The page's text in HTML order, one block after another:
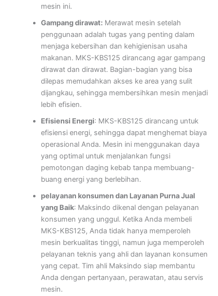
mesin ini.
Gampang dirawat:Merawat mesin setelah
penggunaan adalah tugas yang penting dalam
menjaga kebersihan dan kehigienisan usaha
makanan. MKS-KBS125 dirancang agar gampang
dirawat dan dirawat. Bagian-bagian yang bisa
dilepas memudahkan akses ke area yang sulit
dijangkau, sehingga membersihkan mesin menjadi
lebih efisien.
Efisiensi Energi: MKS-KBS125 dirancang untuk
efisiensi energi, sehingga dapat menghemat biaya
operasional Anda. Mesin ini menggunakan daya
yang optimal untuk menjalankan fungsi
pemotongan daging kebab tanpa membuang-
buang energi yang berlebihan.
pelayanan konsumen dan Layanan Purna Jual
yang Baik: Maksindo dikenal dengan pelayanan
konsumen yang unggul. Ketika Anda membeli
MKS-KBS125, Anda tidak hanya memperoleh
mesin berkualitas tinggi, namun juga memperoleh
pelayanan teknis yang ahli dan layanan konsumen
yang cepat. Tim ahli Maksindo siap membantu
Anda dengan pertanyaan, perawatan, atau servis
mesin.